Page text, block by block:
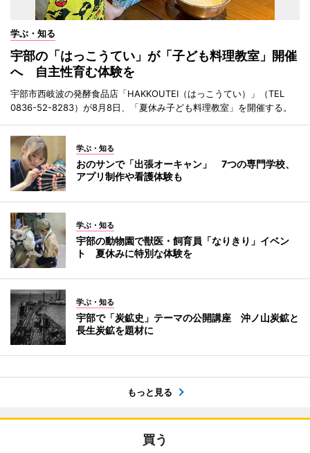
学ぶ・知る
宇部の「はっこうてい」が「子ども料理教室」開催
へ 自主性育む体験を
宇部市西岐波の発酵食品店「HAKKOUTEI（はっこうてい）」（TEL
0836-52-8283）が8月8日、「夏休み子ども料理教室」を開催する。
学ぶ・知る
おのサンで「出張オーキャン」 7つの専門学校、
アプリ制作や看護体験も
学ぶ・知る
宇部の動物園で獣医・飼育員「なりきり」イベン
ト 夏休みに特別な体験を
学ぶ・知る
宇部で「炭鉱史」テーマの公開講座 沖ノ山炭鉱と
長生炭鉱を題材に
もっと見る
買う